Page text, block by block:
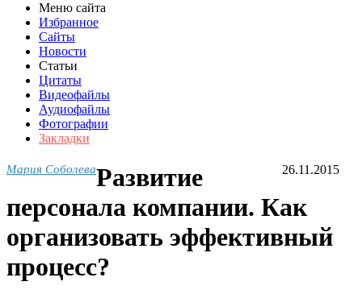
Меню сайта
Избранное
Сайты
Новости
Статьи
Цитаты
Видеофайлы
Аудиофайлы
Фотографии
Закладки
Мария Соболева 26.11.2015
Развитие
персонала компании. Как
организовать эффективный
процесс?